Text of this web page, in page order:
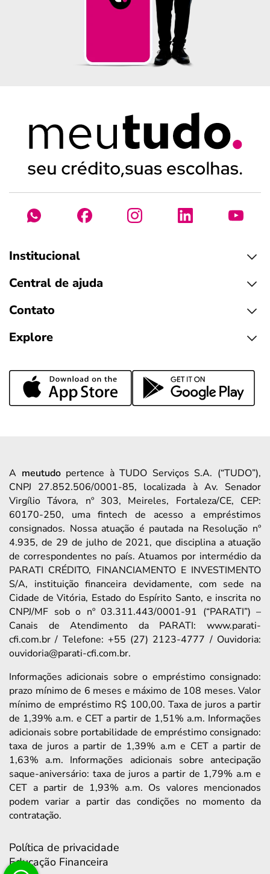
Institucional
Central de ajuda
Contato
Explore
A meutudopertence à TUDO Serviços S.A. (“TUDO”),
CNPJ 27.852.506/0001-85, localizada à Av. Senador
Virgílio Távora, nº 303, Meireles, Fortaleza/CE, CEP:
60170-250, uma fintech de acesso a empréstimos
consignados. Nossa atuação é pautada na Resolução nº
4.935, de 29 de julho de 2021, que disciplina a atuação
de correspondentes no país. Atuamos por intermédio da
PARATI CRÉDITO, FINANCIAMENTO E INVESTIMENTO
S/A, instituição financeira devidamente, com sede na
Cidade de Vitória, Estado do Espírito Santo, e inscrita no
CNPJ/MF sob o nº 03.311.443/0001-91 (“PARATI”) –
Canais de Atendimento da PARATI: www.parati-
cfi.com.br / Telefone: +55 (27) 2123-4777 / Ouvidoria:
ouvidoria@parati-cfi.com.br.
Informações adicionais sobre o empréstimo consignado:
prazo mínimo de 6 meses e máximo de 108 meses. Valor
mínimo de empréstimo R$ 100,00. Taxa de juros a partir
de 1,39% a.m. e CET a partir de 1,51% a.m. Informações
adicionais sobre portabilidade de empréstimo consignado:
taxa de juros a partir de 1,39% a.m e CET a partir de
1,63% a.m. Informações adicionais sobre antecipação
saque-aniversário: taxa de juros a partir de 1,79% a.m e
CET a partir de 1,93% a.m. Os valores mencionados
podem variar a partir das condições no momento da
contratação.
Política de privacidade
Educação Financeira